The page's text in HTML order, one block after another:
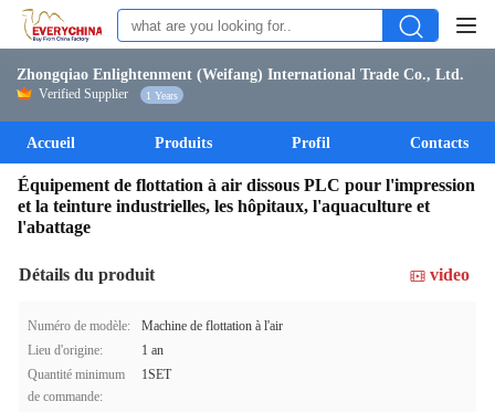
Zhongqiao Enlightenment (Weifang) International Trade Co., Ltd.
Verified Supplier 1 Years
Accueil Produits Profil Contacts
Équipement de flottation à air dissous PLC pour l'impression
et la teinture industrielles, les hôpitaux, l'aquaculture et
l'abattage
Détails du produit video
Numéro de modèle:
Machine de flottation à l'air
Lieu d'origine:
1 an
Quantité minimum
de commande:
1SET